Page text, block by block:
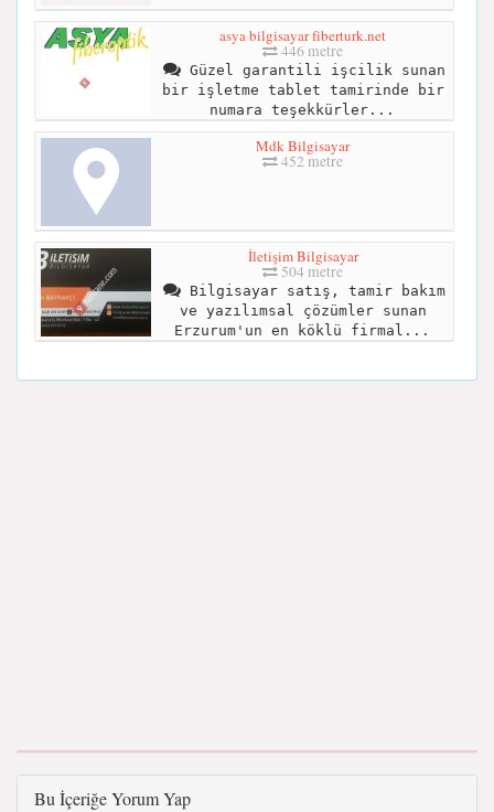
asya bilgisayar fiberturk.net
446 metre
Güzel garantili işcilik sunan
bir işletme tablet tamirinde bir
numara teşekkürler...
Mdk Bilgisayar
452 metre
İletişim Bilgisayar
504 metre
Bilgisayar satış, tamir bakım
ve yazılımsal çözümler sunan
Erzurum'un en köklü firmal...
Bu İçeriğe Yorum Yap